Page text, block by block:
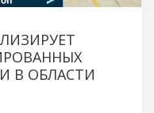
В ОБЛАСТИ